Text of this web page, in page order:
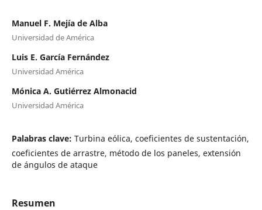
Manuel F. Mejía de Alba
Universidad de América
Luis E. García Fernández
Universidad América
Mónica A. Gutiérrez Almonacid
Universidad América
Palabras clave: Turbina eólica, coeficientes de sustentación,
coeficientes de arrastre, método de los paneles, extensión
de ángulos de ataque
Resumen